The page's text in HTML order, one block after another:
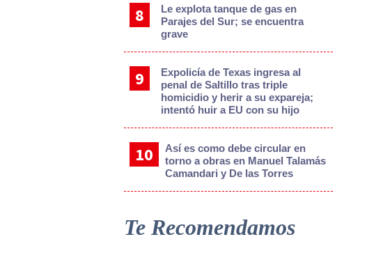
Le explota tanque de gas en
Parajes del Sur; se encuentra
grave
Expolicía de Texas ingresa al
penal de Saltillo tras triple
homicidio y herir a su expareja;
intentó huir a EU con su hijo
Así es como debe circular en
torno a obras en Manuel Talamás
Camandari y De las Torres
Te Recomendamos